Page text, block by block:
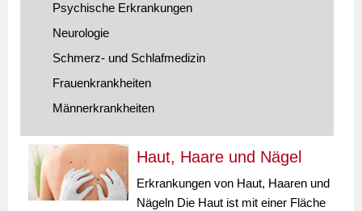
Psychische Erkrankungen
Neurologie
Schmerz- und Schlafmedizin
Frauenkrankheiten
Männerkrankheiten
Haut, Haare und Nägel
Erkrankungen von Haut, Haaren und
Nägeln Die Haut ist mit einer Fläche